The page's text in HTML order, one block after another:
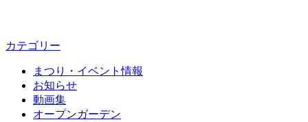
カテゴリー
まつり・イベント情報
お知らせ
動画集
オープンガーデン